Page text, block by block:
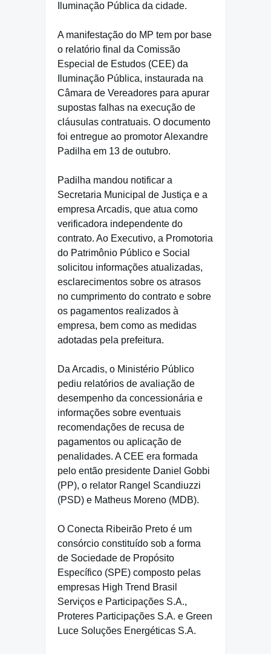
Iluminação Pública da cidade.
A manifestação do MP tem por base
o relatório final da Comissão
Especial de Estudos (CEE) da
Iluminação Pública, instaurada na
Câmara de Vereadores para apurar
supostas falhas na execução de
cláusulas contratuais. O documento
foi entregue ao promotor Alexandre
Padilha em 13 de outubro.
Padilha mandou notificar a
Secretaria Municipal de Justiça e a
empresa Arcadis, que atua como
verificadora independente do
contrato. Ao Executivo, a Promotoria
do Patrimônio Público e Social
solicitou informações atualizadas,
esclarecimentos sobre os atrasos
no cumprimento do contrato e sobre
os pagamentos realizados à
empresa, bem como as medidas
adotadas pela prefeitura.
Da Arcadis, o Ministério Público
pediu relatórios de avaliação de
desempenho da concessionária e
informações sobre eventuais
recomendações de recusa de
pagamentos ou aplicação de
penalidades. A CEE era formada
pelo então presidente Daniel Gobbi
(PP), o relator Rangel Scandiuzzi
(PSD) e Matheus Moreno (MDB).
O Conecta Ribeirão Preto é um
consórcio constituído sob a forma
de Sociedade de Propósito
Específico (SPE) composto pelas
empresas High Trend Brasil
Serviços e Participações S.A.,
Proteres Participações S.A. e Green
Luce Soluções Energéticas S.A.